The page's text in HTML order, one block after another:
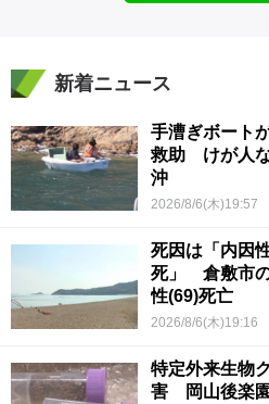
新着ニュース
手漕ぎボート
救助 けが人
沖
2026/8/6(木)19:57
死因は「内因
死」 倉敷市
性(69)死亡
2026/8/6(木)19:16
特定外来生物
害 岡山後楽